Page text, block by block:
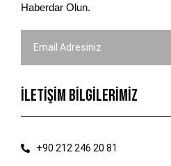
Haberdar Olun.
İLETİŞİM BİLGİLERİMİZ
+90 212 246 20 81